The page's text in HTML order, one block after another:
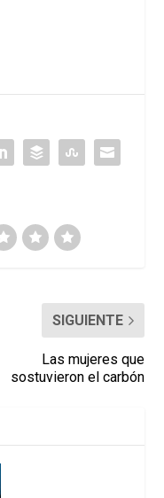
SIGUIENTE
Las mujeres que
sostuvieron el carbón